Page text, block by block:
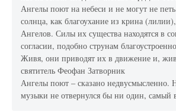
Ангелы поют на небеси и не могут не
солнца, как благоухание из крина
Ангелов. Силы их существа находятся в
согласии, подобно струнам
Живя, они приводят их в движение и,
святитель Феофан Затворник
Ангелы поют – сказано недвусмысленно.
музыки не отвернулся бы ни один, самый